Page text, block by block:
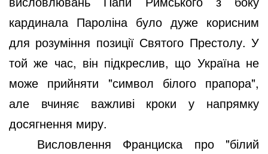
кардинала Пароліна було дуже корисним
для розуміння позиції Святого Престолу. У
той же час, він підкреслив, що Україна не
може прийняти "символ білого прапора",
але вчиняє важливі кроки у напрямку
досягнення миру.
Висловлення Франциска про "білий